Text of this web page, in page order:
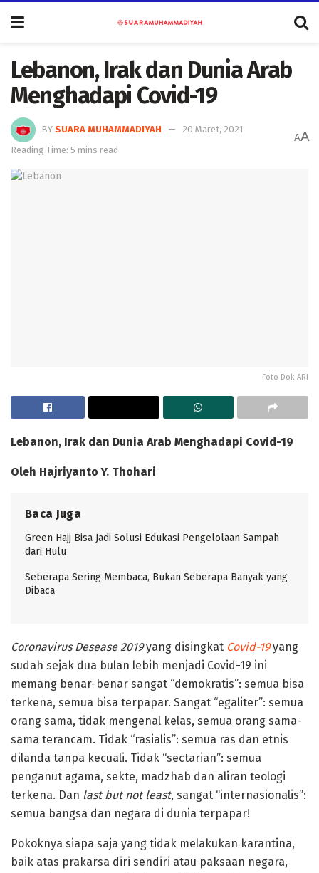
Lebanon, Irak dan Dunia Arab
Menghadapi Covid-19
BY SUARA MUHAMMADIYAH
20 Maret, 2021
Reading Time: 5 mins read
AA
Foto Dok ARI
Lebanon, Irak dan Dunia Arab Menghadapi Covid-19
Oleh Hajriyanto Y. Thohari
Baca Juga
Green Hajj Bisa Jadi Solusi Edukasi Pengelolaan Sampah
dari Hulu
Seberapa Sering Membaca, Bukan Seberapa Banyak yang
Dibaca
Coronavirus Desease 2019yang disingkat Covid-19yang
sudah sejak dua bulan lebih menjadi Covid-19 ini
memang benar-benar sangat “demokratis”: semua bisa
terkena, semua bisa terpapar. Sangat “egaliter”: semua
orang sama, tidak mengenal kelas, semua orang sama-
sama terancam. Tidak “rasialis”: semua ras dan etnis
dilanda tanpa kecuali. Tidak “sectarian”: semua
penganut agama, sekte, madzhab dan aliran teologi
terkena. Dan last but not least, sangat “internasionalis”:
semua bangsa dan negara di dunia terpapar!
Pokoknya siapa saja yang tidak melakukan karantina,
baik atas prakarsa diri sendiri atau paksaan negara,